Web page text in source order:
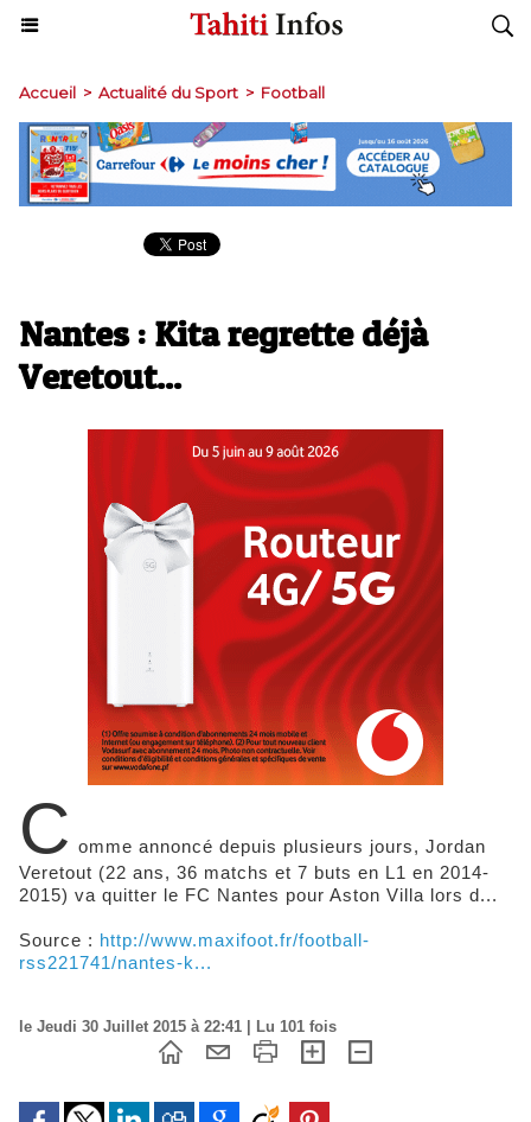
Accueil > Actualité du Sport > Football
Nantes : Kita regrette déjà
Veretout...
C omme annoncé depuis plusieurs jours, Jordan
Veretout (22 ans, 36 matchs et 7 buts en L1 en 2014-
2015) va quitter le FC Nantes pour Aston Villa lors d...
Source : http://www.maxifoot.fr/football-
rss221741/nantes-k...
le Jeudi 30 Juillet 2015 à 22:41 | Lu 101 fois